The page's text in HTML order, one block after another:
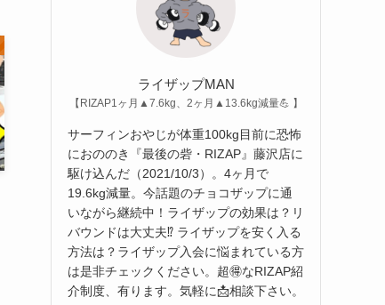
ライザップMAN
【RIZAP1ヶ月▲7.6kg、2ヶ月▲13.6kg減量💪 】
サーフィンおやじが体重100kg目前に恐怖
におののき『最後の砦・RIZAP』藤沢店に
駆け込んだ（2021/10/3）。4ヶ月で
19.6kg減量。今話題のチョコザップに通
いながら継続中！ライザップの効果は？リ
バウンドは大丈夫⁉︎ ライザップを安く入る
方法は？ライザップ入会に悩まれている方
は是非チェックください。超🉐なRIZAP紹
介制度、有ります。気軽に📩相談下さい。